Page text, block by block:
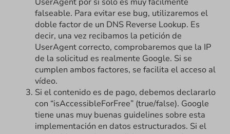
falseable. Para evitar ese bug, utilizaremos el
doble factor de un DNS Reverse Lookup. Es
decir, una vez recibamos la petición de
UserAgent correcto, comprobaremos que la IP
de la solicitud es realmente Google. Si se
cumplen ambos factores, se facilita el acceso al
vídeo.
Si el contenido es de pago, debemos declararlo
con “isAccessibleForFree” (true/false). Google
tiene unas muy buenas guidelines sobre esta
implementación en datos estructurados. Si el